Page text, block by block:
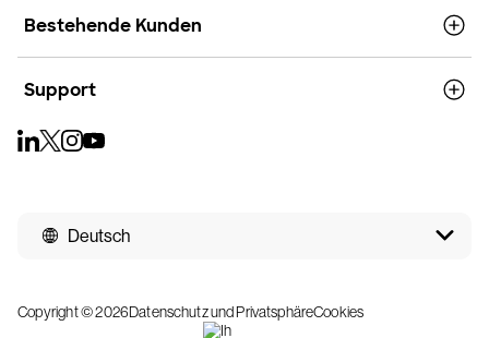
Bestehende Kunden
Support
Deutsch
Copyright © 2026Datenschutz und PrivatsphäreCookies